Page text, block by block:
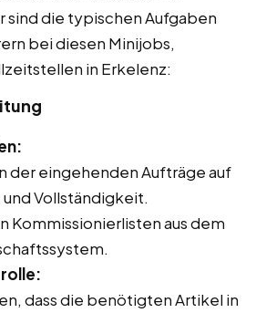
sind die typischen Aufgaben
bei diesen Minijobs,
in Erkelenz:
der eingehenden Aufträge auf
Vollständigkeit.
Kommissionierlisten aus dem
dass die benötigten Artikel in